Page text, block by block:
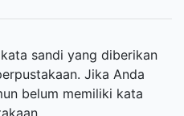
sandi yang diberikan
Jika Anda
belum memiliki kata